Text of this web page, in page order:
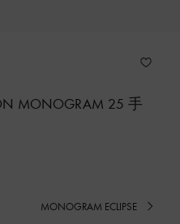
MONOGRAM 25 手
MONOGRAM ECLIPSE